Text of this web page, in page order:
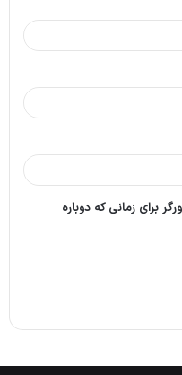
برای زمانی که دوباره